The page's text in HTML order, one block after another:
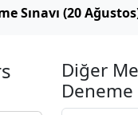
Sınavı (20
Diğer
Deneme